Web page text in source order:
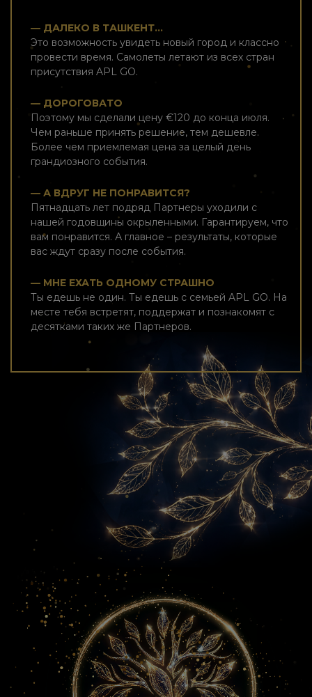
— ДАЛЕКО В ТАШКЕНТ...
Это возможность увидеть новый город и классно
провести время. Самолеты летают из всех стран
присутствия APL GO.
— ДОРОГОВАТО
Поэтому мы сделали цену €120 до конца июля.
Чем раньше принять решение, тем дешевле.
Более чем приемлемая цена за целый день
грандиозного события.
— А ВДРУГ НЕ ПОНРАВИТСЯ?
Пятнадцать лет подряд Партнеры уходили с
нашей годовщины окрыленными. Гарантируем, что
вам понравится. А главное – результаты, которые
вас ждут сразу после события.
— МНЕ ЕХАТЬ ОДНОМУ СТРАШНО
Ты едешь не один. Ты едешь с семьей APL GO. На
месте тебя встретят, поддержат и познакомят с
десятками таких же Партнеров.